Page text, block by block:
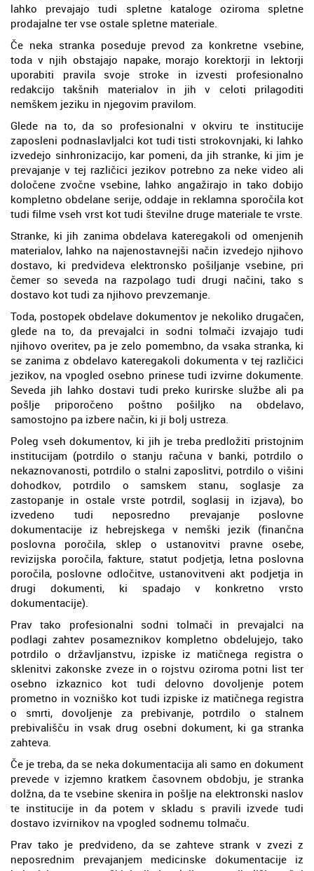
lahko prevajajo tudi spletne kataloge oziroma spletne
prodajalne ter vse ostale spletne materiale.
Če neka stranka poseduje prevod za konkretne vsebine,
toda v njih obstajajo napake, morajo korektorji in lektorji
uporabiti pravila svoje stroke in izvesti profesionalno
redakcijo takšnih materialov in jih v celoti prilagoditi
nemškem jeziku in njegovim pravilom.
Glede na to, da so profesionalni v okviru te institucije
zaposleni podnaslavljalci kot tudi tisti strokovnjaki, ki lahko
izvedejo sinhronizacijo, kar pomeni, da jih stranke, ki jim je
prevajanje v tej različici jezikov potrebno za neke video ali
določene zvočne vsebine, lahko angažirajo in tako dobijo
kompletno obdelane serije, oddaje in reklamna sporočila kot
tudi filme vseh vrst kot tudi številne druge materiale te vrste.
Stranke, ki jih zanima obdelava kateregakoli od omenjenih
materialov, lahko na najenostavnejši način izvedejo njihovo
dostavo, ki predvideva elektronsko pošiljanje vsebine, pri
čemer so seveda na razpolago tudi drugi načini, tako s
dostavo kot tudi za njihovo prevzemanje.
Toda, postopek obdelave dokumentov je nekoliko drugačen,
glede na to, da prevajalci in sodni tolmači izvajajo tudi
njihovo overitev, pa je zelo pomembno, da vsaka stranka, ki
se zanima z obdelavo kateregakoli dokumenta v tej različici
jezikov, na vpogled osebno prinese tudi izvirne dokumente.
Seveda jih lahko dostavi tudi preko kurirske službe ali pa
pošlje priporočeno poštno pošiljko na obdelavo,
samostojno pa izbere način, ki ji bolj ustreza.
Poleg vseh dokumentov, ki jih je treba predložiti pristojnim
institucijam (potrdilo o stanju računa v banki, potrdilo o
nekaznovanosti, potrdilo o stalni zaposlitvi, potrdilo o višini
dohodkov, potrdilo o samskem stanu, soglasje za
zastopanje in ostale vrste potrdil, soglasij in izjava), bo
izvedeno tudi neposredno prevajanje poslovne
dokumentacije iz hebrejskega v nemški jezik (finančna
poslovna poročila, sklep o ustanovitvi pravne osebe,
revizijska poročila, fakture, statut podjetja, letna poslovna
poročila, poslovne odločitve, ustanovitveni akt podjetja in
drugi dokumenti, ki spadajo v konkretno vrsto
dokumentacije).
Prav tako profesionalni sodni tolmači in prevajalci na
podlagi zahtev posameznikov kompletno obdelujejo, tako
potrdilo o državljanstvu, izpiske iz matičnega registra o
sklenitvi zakonske zveze in o rojstvu oziroma potni list ter
osebno izkaznico kot tudi delovno dovoljenje potem
prometno in vozniško kot tudi izpiske iz matičnega registra
o smrti, dovoljenje za prebivanje, potrdilo o stalnem
prebivališču in vsak drug osebni dokument, ki ga stranka
zahteva.
Če je treba, da se neka dokumentacija ali samo en dokument
prevede v izjemno kratkem časovnem obdobju, je stranka
dolžna, da te vsebine skenira in pošlje na elektronski naslov
te institucije in da potem v skladu s pravili izvede tudi
dostavo izvirnikov na vpogled sodnemu tolmaču.
Prav tako je predvideno, da se zahteve strank v zvezi z
neposrednim prevajanjem medicinske dokumentacije iz